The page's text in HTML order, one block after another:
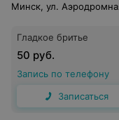
Минск, ул.
Гладкое бритье
50 руб.
Запись по телефону
Записаться